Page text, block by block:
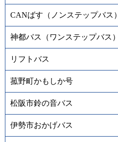
CANばす（ノンステップバス）
神都バス（ワンステップバス）
リフトバス
菰野町かもしか号
松阪市鈴の音バス
伊勢市おかげバス